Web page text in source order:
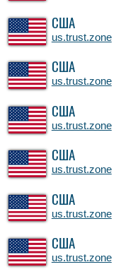
США
us.trust.zone
США
us.trust.zone
США
us.trust.zone
США
us.trust.zone
США
us.trust.zone
США
us.trust.zone